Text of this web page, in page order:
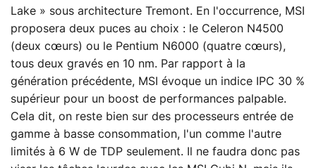
Lake » sous architecture Tremont. En l'occurrence, MSI
proposera deux puces au choix : le Celeron N4500
(deux cœurs) ou le Pentium N6000 (quatre cœurs),
tous deux gravés en 10 nm. Par rapport à la
génération précédente, MSI évoque un indice IPC 30 %
supérieur pour un boost de performances palpable.
Cela dit, on reste bien sur des processeurs entrée de
gamme à basse consommation, l'un comme l'autre
limités à 6 W de TDP seulement. Il ne faudra donc pas